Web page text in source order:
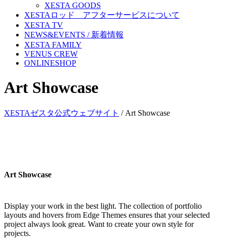
XESTA GOODS
XESTAロッド アフターサービスについて
XESTA TV
NEWS&EVENTS / 新着情報
XESTA FAMILY
VENUS CREW
ONLINESHOP
Art Showcase
XESTAゼスタ公式ウェブサイト / Art Showcase
Art Showcase
Display your work in the best light. The collection of portfolio
layouts and hovers from Edge Themes ensures that your selected
project always look great. Want to create your own style for
projects.